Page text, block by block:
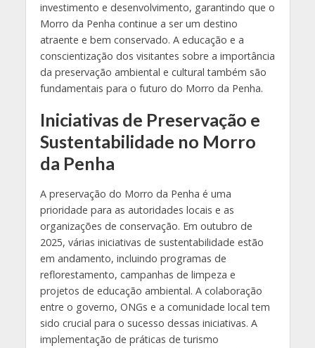
investimento e desenvolvimento, garantindo que o
Morro da Penha continue a ser um destino
atraente e bem conservado. A educação e a
conscientização dos visitantes sobre a importância
da preservação ambiental e cultural também são
fundamentais para o futuro do Morro da Penha.
Iniciativas de Preservação e
Sustentabilidade no Morro
da Penha
A preservação do Morro da Penha é uma
prioridade para as autoridades locais e as
organizações de conservação. Em outubro de
2025, várias iniciativas de sustentabilidade estão
em andamento, incluindo programas de
reflorestamento, campanhas de limpeza e
projetos de educação ambiental. A colaboração
entre o governo, ONGs e a comunidade local tem
sido crucial para o sucesso dessas iniciativas. A
implementação de práticas de turismo